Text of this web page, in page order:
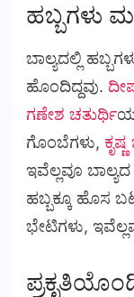
ಹಬ್ಬಗಳು
ಬಾಲ್ಯದಲ್ಲಿ
ಹೊಂದಿದ್ದವು.
ಗಣೇಶ ಚತುರ್ಥಿಯ
ಗೊಂಬೆಗಳು,
ಇವೆಲ್ಲವೂ
ಹಬ್ಬಕ್ಕೂ ಹೊಸ
ಭೇಟಿಗಳು,